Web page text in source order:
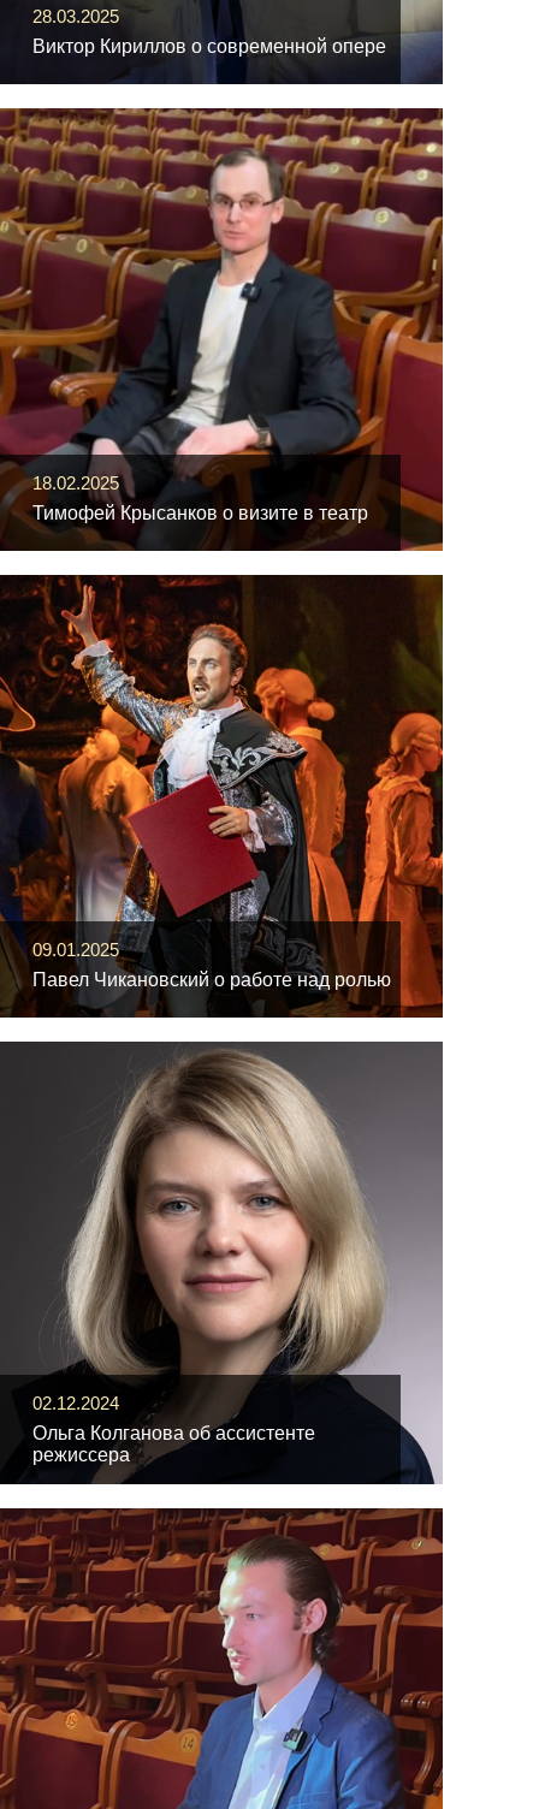
28.03.2025
Виктор Кириллов о современной опере
18.02.2025
Тимофей Крысанков о визите в театр
09.01.2025
Павел Чикановский о работе над ролью
02.12.2024
Ольга Колганова об ассистенте
режиссера